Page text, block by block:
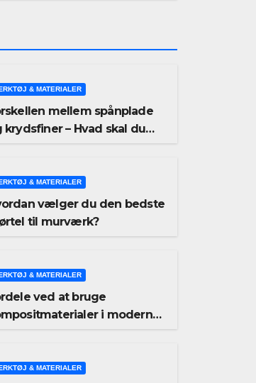
& MATERIALER
mellem spånplade
krydsfiner – Hvad skal du
& MATERIALER
vælger du den bedste
til murværk?
& MATERIALER
ved at bruge
i moderne
& MATERIALER